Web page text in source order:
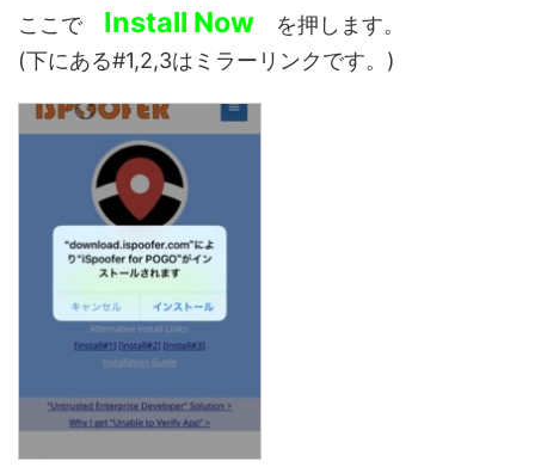
ここで Install Now を押します。
(下にある#1,2,3はミラーリンクです。)